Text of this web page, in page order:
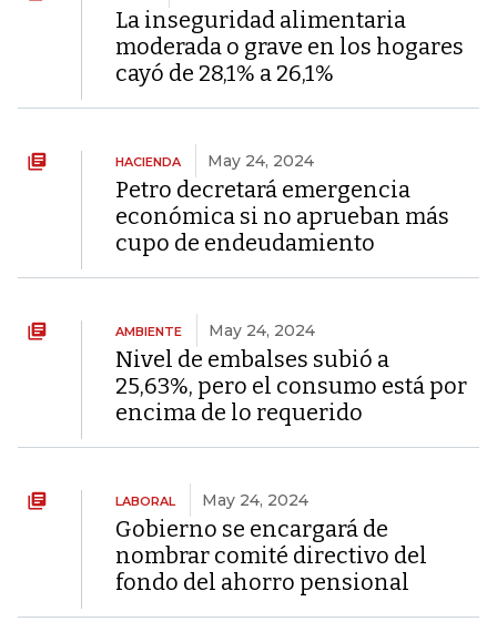
La inseguridad alimentaria
moderada o grave en los hogares
cayó de 28,1% a 26,1%
HACIENDA May 24, 2024
Petro decretará emergencia
económica si no aprueban más
cupo de endeudamiento
AMBIENTE May 24, 2024
Nivel de embalses subió a
25,63%, pero el consumo está por
encima de lo requerido
LABORAL May 24, 2024
Gobierno se encargará de
nombrar comité directivo del
fondo del ahorro pensional